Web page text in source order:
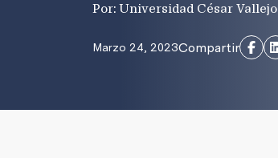
Por: Universidad César Vallejo
Marzo 24, 2023Compartir